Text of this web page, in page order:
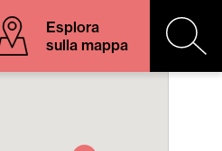
Esplora
sulla mappa